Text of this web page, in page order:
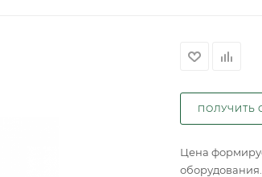
ПОЛУЧИТЬ
Цена